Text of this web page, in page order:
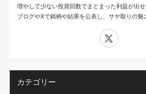
増やして少ない投資回数でまとまった利益が出せ
ブログやXで銘柄や結果を公表し、サヤ取りの魅
カテゴリー